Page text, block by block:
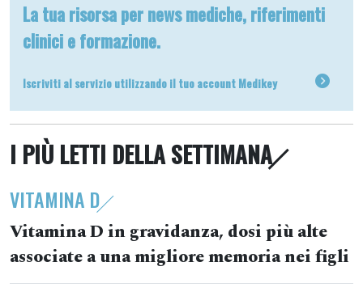
La tua risorsa per news mediche, riferimenti
clinici e formazione.
Iscriviti al servizio utilizzando il tuo account Medikey
I PIÙ LETTI DELLA SETTIMANA
VITAMINA D
Vitamina D in gravidanza, dosi più alte
associate a una migliore memoria nei figli